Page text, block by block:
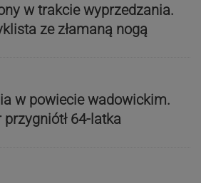
w trakcie wyprzedzania.
ze złamaną nogą
w powiecie wadowickim.
przygniótł 64-latka